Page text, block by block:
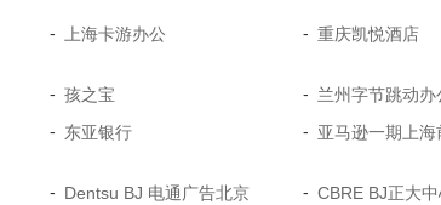
- 上海卡游办公 - 重庆凯悦酒店
- 孩之宝 - 兰州字节跳动办
- 东亚银行 - 亚马逊一期上海
- Dentsu BJ 电通广告北京
- CBRE BJ正大